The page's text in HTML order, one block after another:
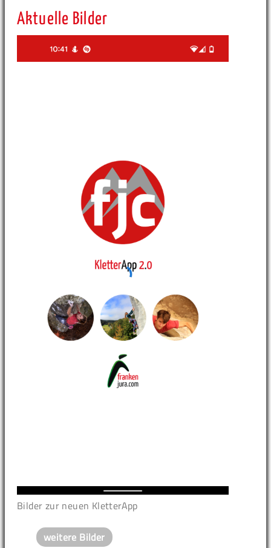
Aktuelle Bilder
Bilder zur neuen KletterApp
weitere Bilder